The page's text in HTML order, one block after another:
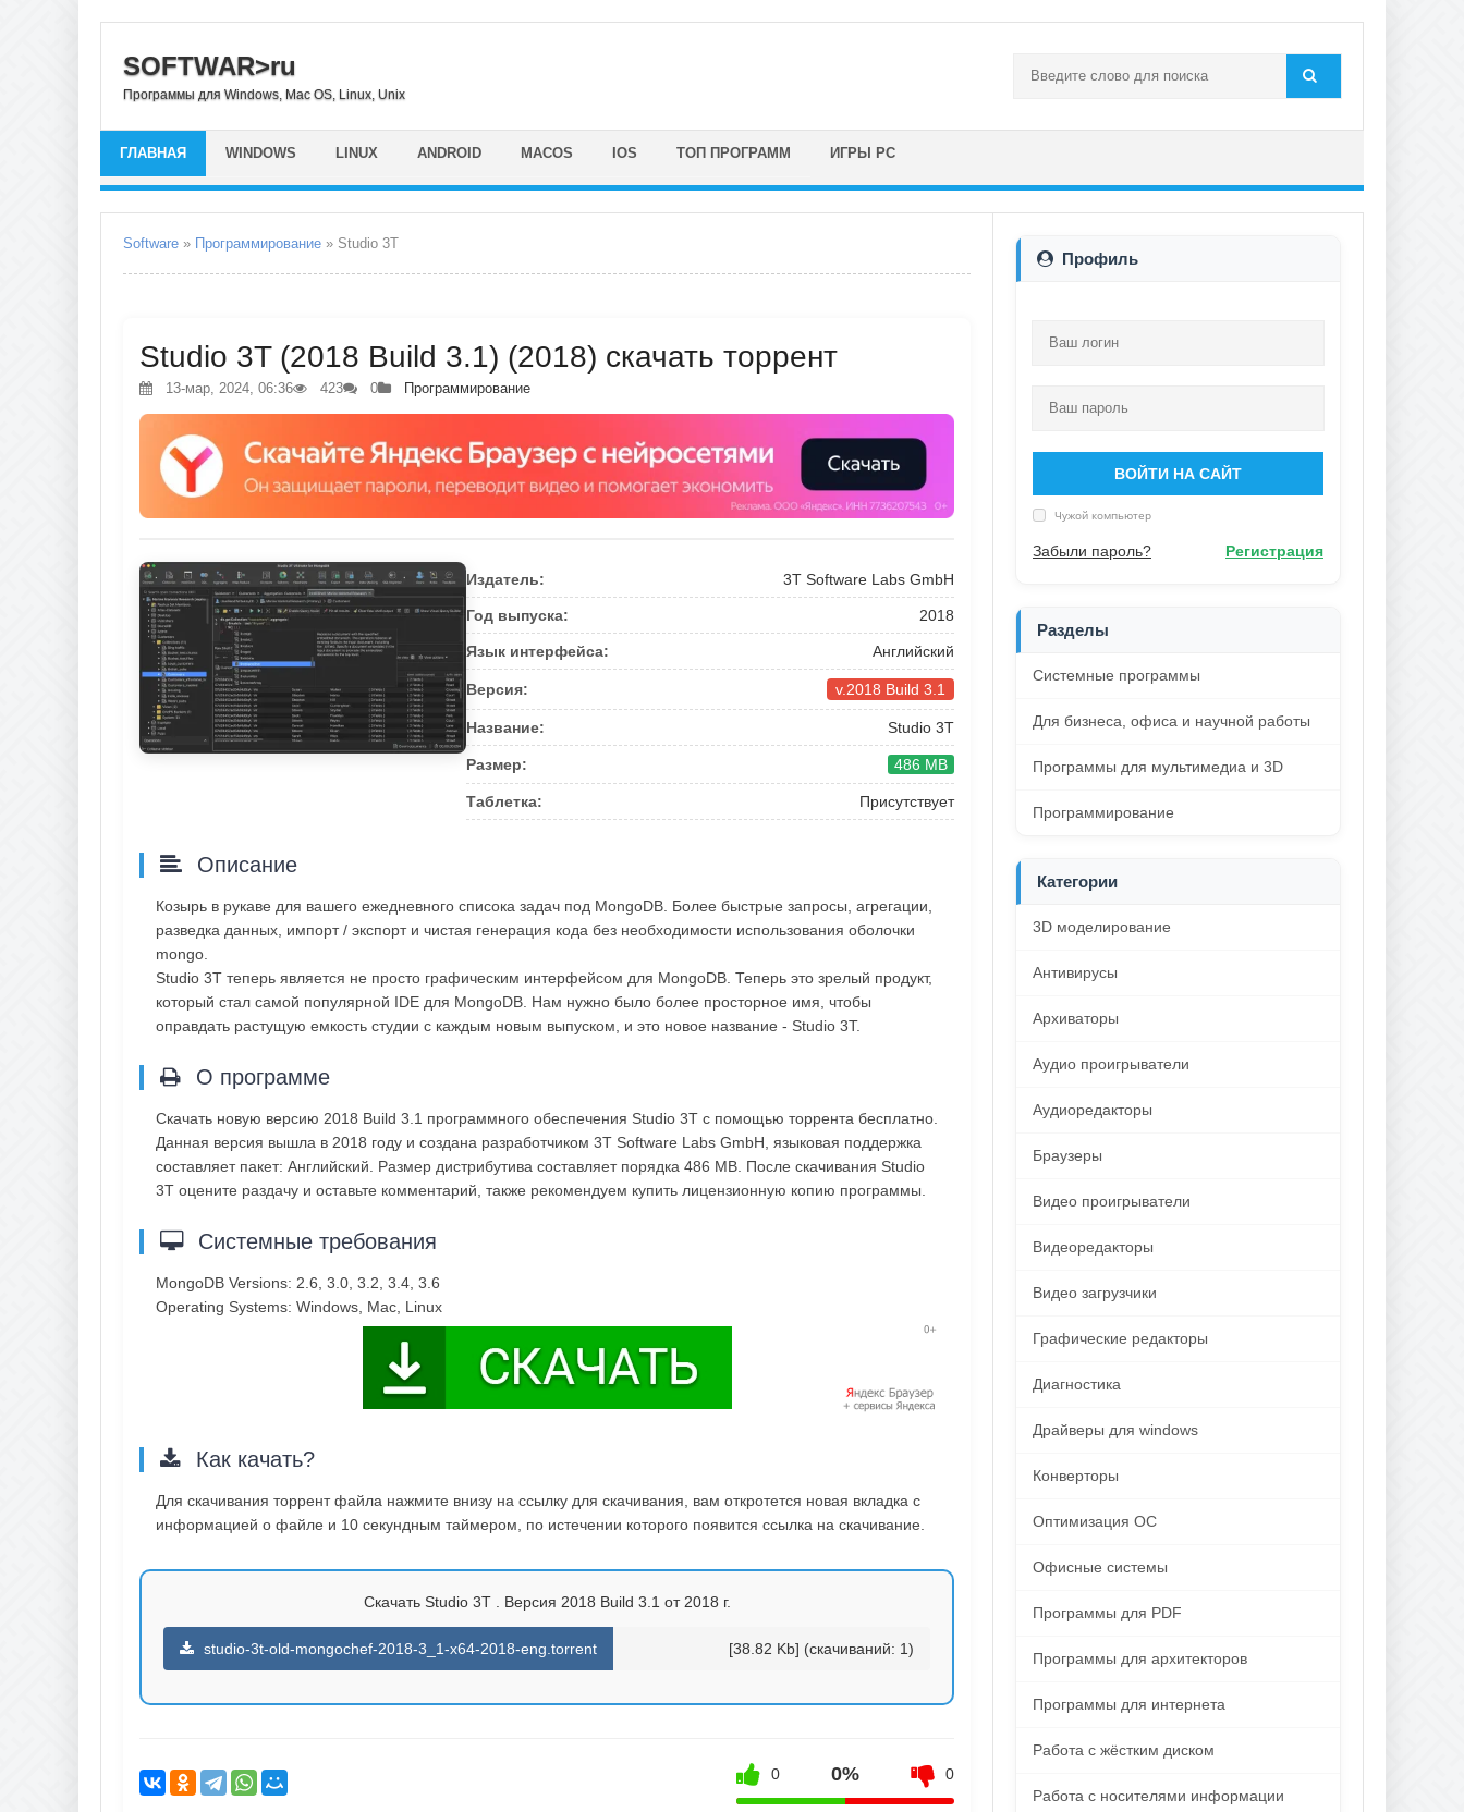
SOFTWAR>ru
Программы для Windows, Mac OS, Linux, Unix
ГЛАВНАЯ WINDOWS LINUX ANDROID MACOS IOS ТОП ПРОГРАММ ИГРЫ PC
Software » Программирование » Studio 3T
Studio 3T (2018 Build 3.1) (2018) скачать торрент
13-мар, 2024, 06:36 423 0 Программирование
Издатель: 3T Software Labs GmbH
Год выпуска: 2018
Язык интерфейса: Английский
Версия: v.2018 Build 3.1
Название: Studio 3T
Размер: 486 MB
Таблетка: Присутствует
Описание
Козырь в рукаве для вашего ежедневного списока задач под MongoDB. Более быстрые запросы, агрегации,
разведка данных, импорт / экспорт и чистая генерация кода без необходимости использования оболочки
mongo.
Studio 3T теперь является не просто графическим интерфейсом для MongoDB. Теперь это зрелый продукт,
который стал самой популярной IDE для MongoDB. Нам нужно было более просторное имя, чтобы
оправдать растущую емкость студии с каждым новым выпуском, и это новое название - Studio 3T.
О программе
Скачать новую версию 2018 Build 3.1 программного обеспечения Studio 3T с помощью торрента бесплатно.
Данная версия вышла в 2018 году и создана разработчиком 3T Software Labs GmbH, языковая поддержка
составляет пакет: Английский. Размер дистрибутива составляет порядка 486 MB. После скачивания Studio
3T оцените раздачу и оставьте комментарий, также рекомендуем купить лицензионную копию программы.
Системные требования
MongoDB Versions: 2.6, 3.0, 3.2, 3.4, 3.6
Operating Systems: Windows, Mac, Linux
Как качать?
Для скачивания торрент файла нажмите внизу на ссылку для скачивания, вам откротется новая вкладка с
информацией о файле и 10 секундным таймером, по истечении которого появится ссылка на скачивание.
Скачать Studio 3T . Версия 2018 Build 3.1 от 2018 г.
studio-3t-old-mongochef-2018-3_1-x64-2018-eng.torrent [38.82 Kb] (cкачиваний: 1)
0 0% 0
Профиль
ВОЙТИ НА САЙТ
Чужой компьютер
Забыли пароль? Регистрация
Разделы
Системные программы
Для бизнеса, офиса и научной работы
Программы для мультимедиа и 3D
Программирование
Категории
3D моделирование
Антивирусы
Архиваторы
Аудио проигрыватели
Аудиоредакторы
Браузеры
Видео проигрыватели
Видеоредакторы
Видео загрузчики
Графические редакторы
Диагностика
Драйверы для windows
Конверторы
Оптимизация ОС
Офисные системы
Программы для PDF
Программы для архитекторов
Программы для интернета
Работа с жёстким диском
Работа с носителями информации